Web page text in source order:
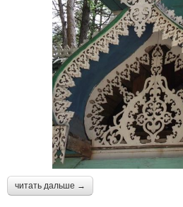
читать дальше →